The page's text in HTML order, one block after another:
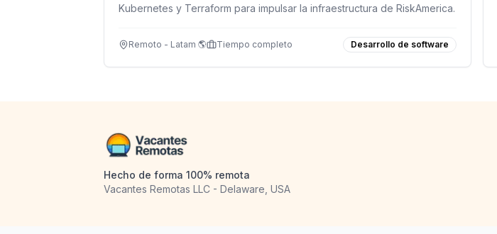
Kubernetes y Terraform para impulsar la infraestructura de RiskAmerica.
Remoto - Latam 🌎 Tiempo completo Desarrollo de software
Hecho de forma 100% remota
Vacantes Remotas LLC - Delaware, USA